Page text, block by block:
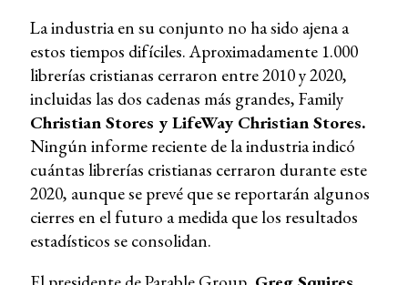
La industria en su conjunto no ha sido ajena a
estos tiempos difíciles. Aproximadamente 1.000
librerías cristianas cerraron entre 2010 y 2020,
incluidas las dos cadenas más grandes, Family
Christian Stores y LifeWay Christian Stores.
Ningún informe reciente de la industria indicó
cuántas librerías cristianas cerraron durante este
2020, aunque se prevé que se reportarán algunos
cierres en el futuro a medida que los resultados
estadísticos se consolidan.